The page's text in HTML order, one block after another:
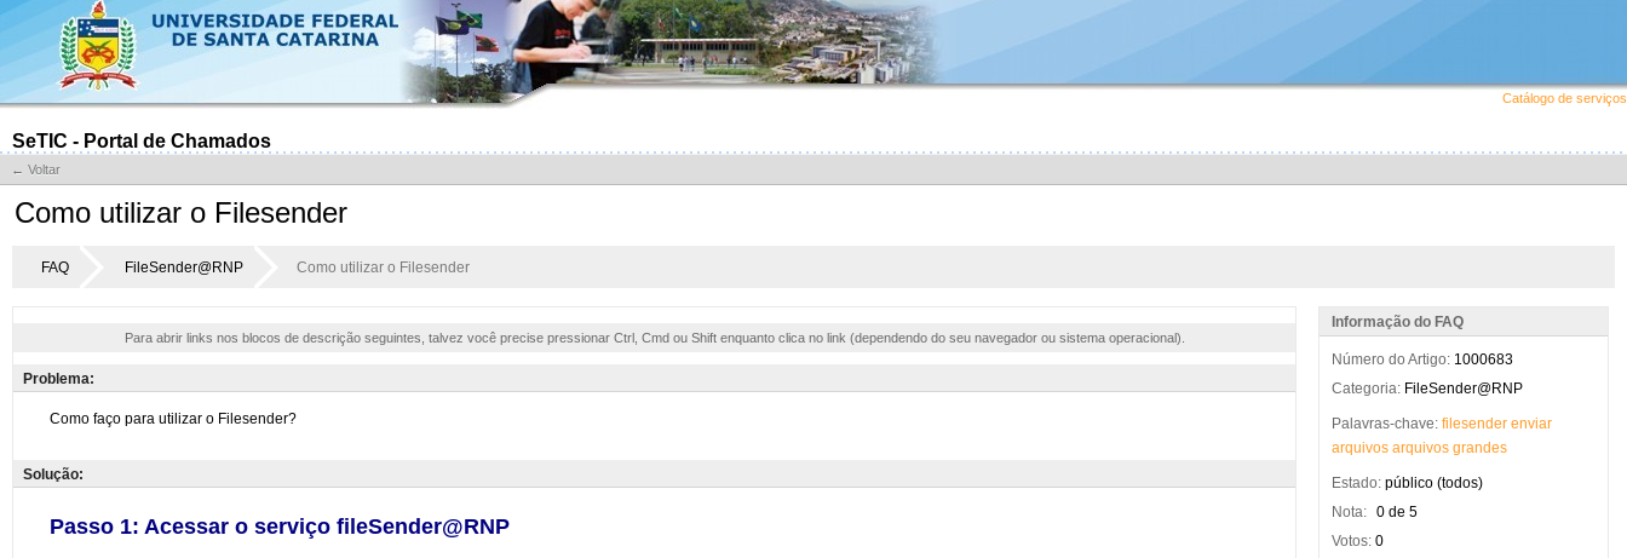
Catálogo de serviços
SeTIC - Portal de Chamados
← Voltar
Como utilizar o Filesender
FAQ FileSender@RNP Como utilizar o Filesender
Para abrir links nos blocos de descrição seguintes, talvez você precise pressionar Ctrl, Cmd ou Shift enquanto clica no link (dependendo do seu navegador ou sistema operacional).
Problema:
Solução:
Informação do FAQ
Número do Artigo: 1000683
Categoria: FileSender@RNP
Palavras-chave: filesender enviar
arquivos arquivos grandes
Estado: público (todos)
Nota: 0 de 5
Votos: 0